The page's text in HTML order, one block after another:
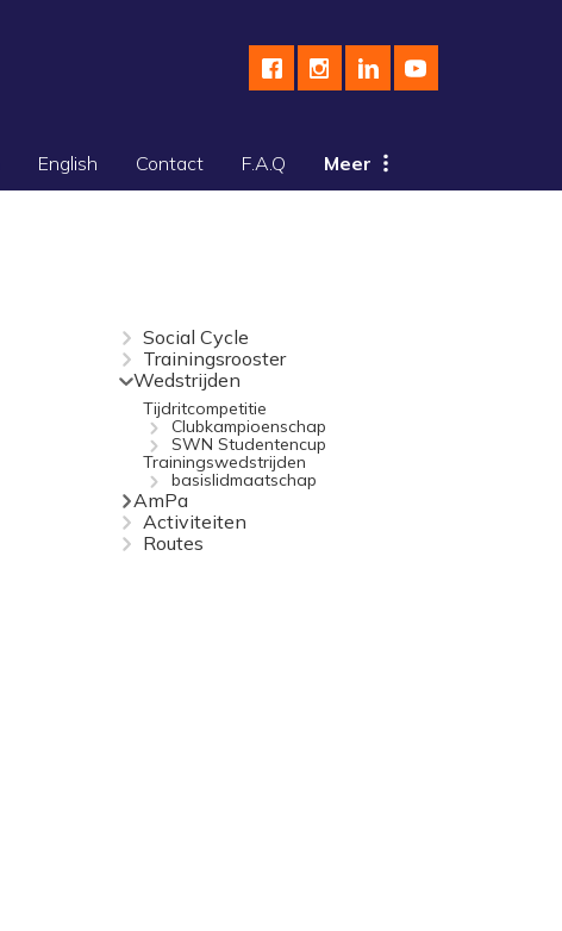
English Contact F.A.Q Meer
Social Cycle
Trainingsrooster
Wedstrijden
Tijdritcompetitie
Clubkampioenschap
SWN Studentencup
Trainingswedstrijden
basislidmaatschap
AmPa
Activiteiten
Routes